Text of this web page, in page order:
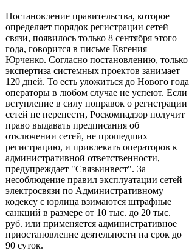
Постановление правительства, которое
определяет порядок регистрации сетей
связи, появилось только 8 сентября этого
года, говорится в письме Евгения
Юрченко. Согласно постановлению, только
экспертиза системных проектов занимает
120 дней. То есть уложиться до Нового года
операторы в любом случае не успеют. Если
вступление в силу поправок о регистрации
сетей не перенести, Роскомнадзор получит
право выдавать предписания об
отключении сетей, не прошедших
регистрацию, и привлекать операторов к
административной ответственности,
предупреждает "Связьинвест". За
несоблюдение правил эксплуатации сетей
электросвязи по Административному
кодексу с юрлица взимаются штрафные
санкций в размере от 10 тыс. до 20 тыс.
руб. или применяется административное
приостановление деятельности на срок до
90 суток.